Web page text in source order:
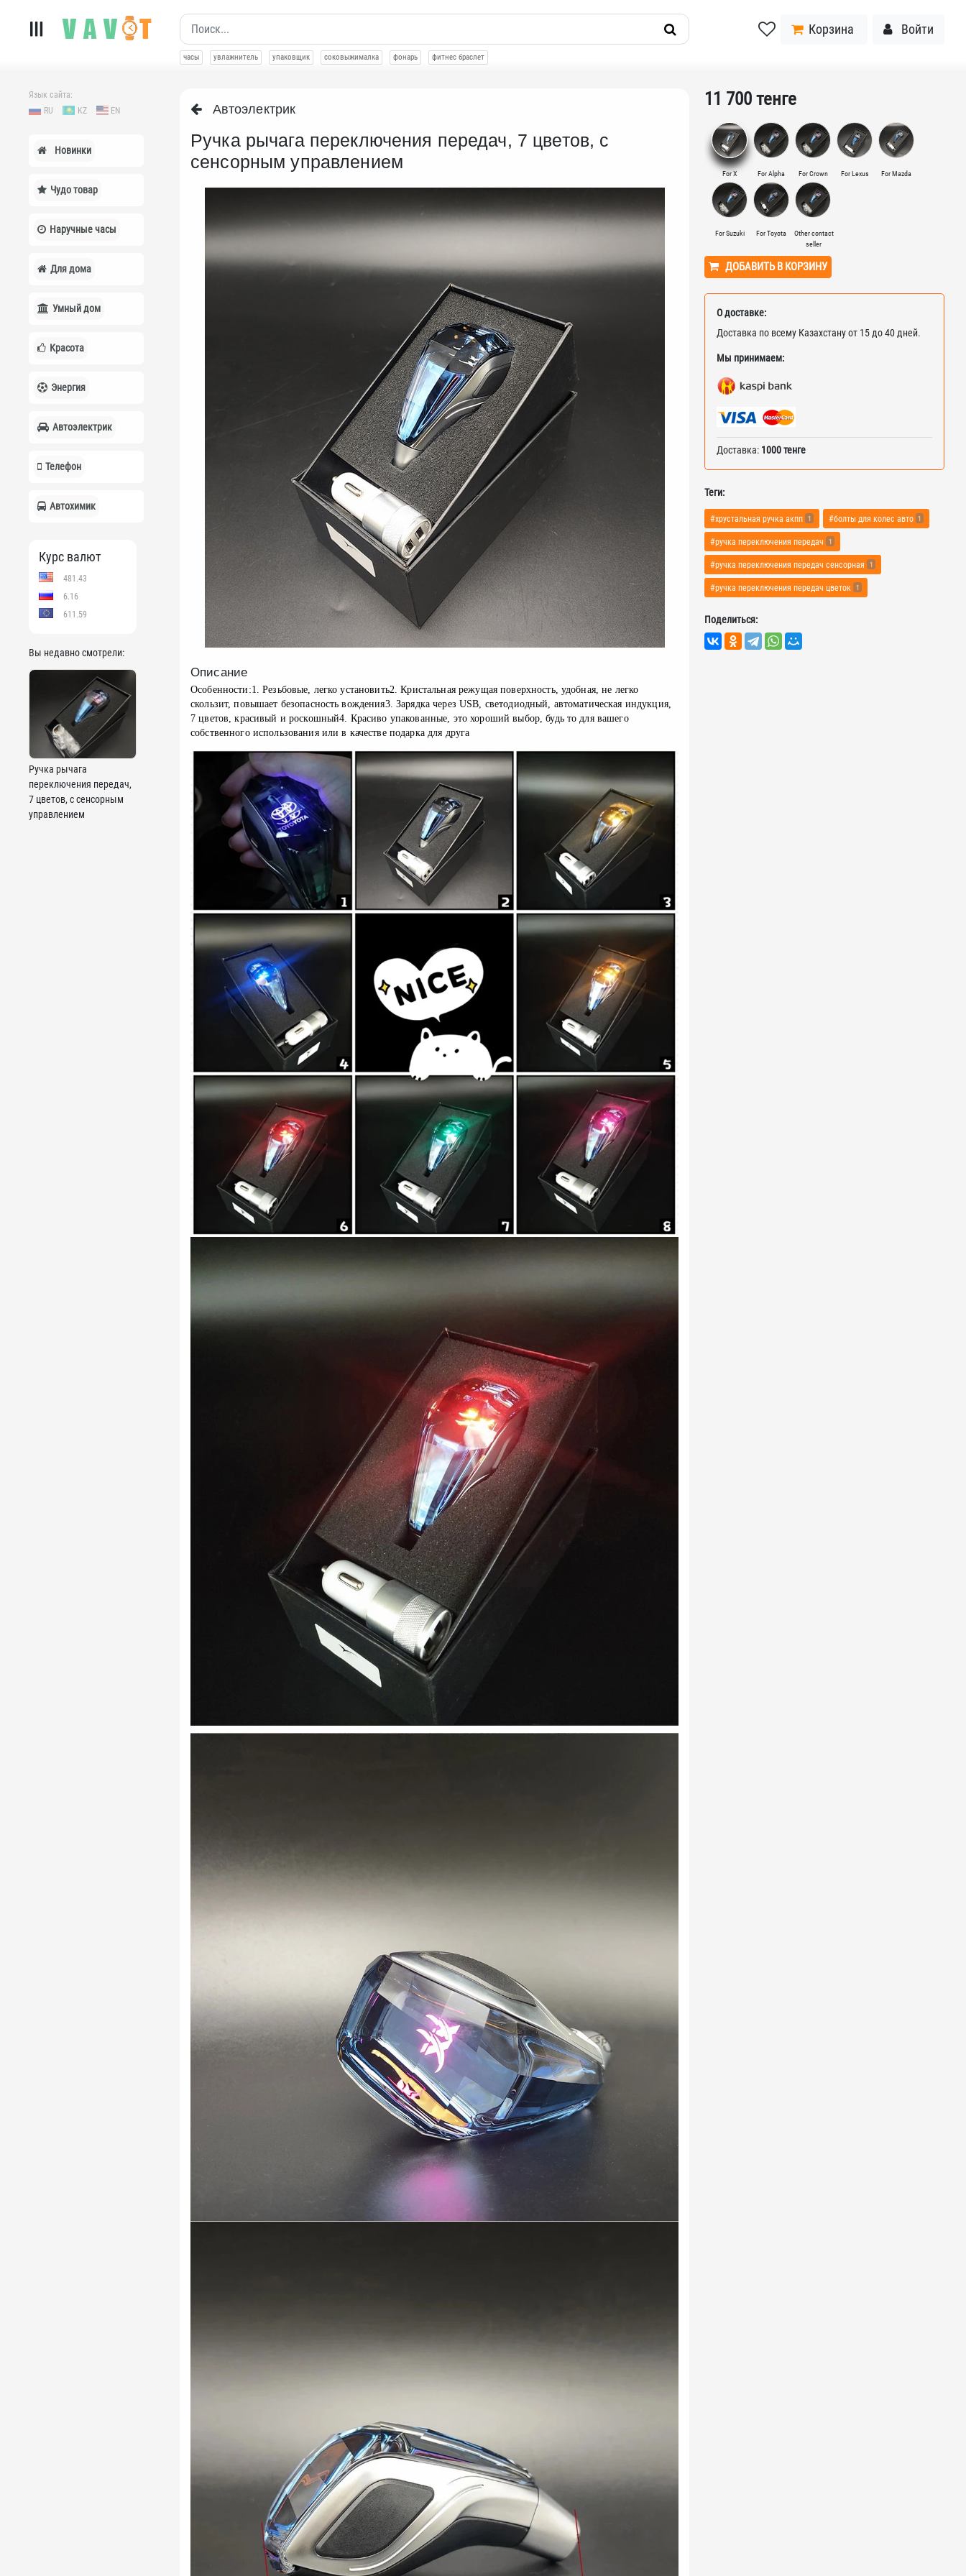
часы увлажнитель упаковщик соковыжималка фонарь фитнес браслет
Корзина Войти
Язык сайта:
RU
KZ EN
Новинки
Чудо товар
Наручные часы
Для дома
Умный дом
Красота
Энергия
Автоэлектрик
Телефон
Автохимик
Курс валют
481.43
6.16
611.59
Вы недавно смотрели:
Ручка рычага
переключения передач,
7 цветов, с сенсорным
управлением
Автоэлектрик
Ручка рычага переключения передач, 7 цветов, с
сенсорным управлением
Описание
Особенности:1. Резьбовые, легко установить2. Кристальная режущая поверхность, удобная, не легко
скользит, повышает безопасность вождения3. Зарядка через USB, светодиодный, автоматическая индукция,
7 цветов, красивый и роскошный4. Красиво упакованные, это хороший выбор, будь то для вашего
собственного использования или в качестве подарка для друга
11 700 тенге
For X For Alpha For Crown For Lexus For Mazda
For Suzuki For Toyota
Other contact
seller
ДОБАВИТЬ В КОРЗИНУ
О доставке:
Доставка по всему Казахстану от 15 до 40 дней.
Мы принимаем:
Доставка: 1000 тенге
Теги:
#хрустальная ручка акпп 1 #болты для колес авто 1
#ручка переключения передач 1
#ручка переключения передач сенсорная 1
#ручка переключения передач цветок 1
Поделиться: